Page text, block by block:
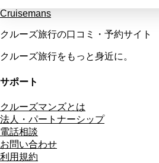
Cruisemans
クルーズ旅行の口コミ・予約サイト
クルーズ旅行をもっと身近に。
サポート
クルーズマンズとは
法人・パートナーシップ
電話相談
お問い合わせ
利用規約